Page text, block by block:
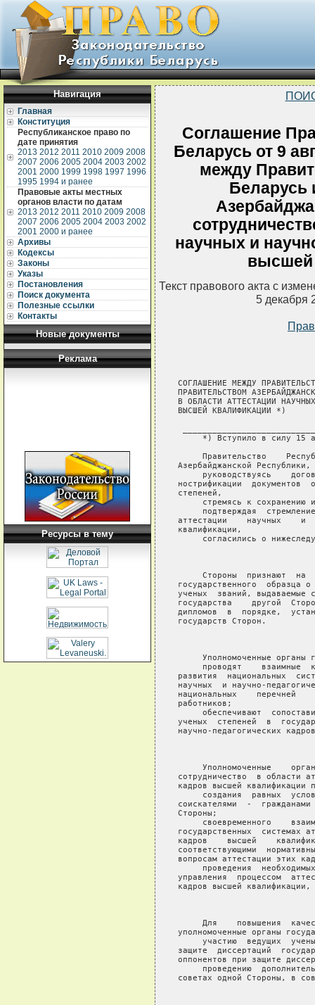
Навигация
Главная
Конституция
Республиканское право по
дате принятия
2013 2012 2011 2010 2009 2008
2007 2006 2005 2004 2003 2002
2001 2000 1999 1998 1997 1996
1995 1994 и ранее
Правовые акты местных
органов власти по датам
2013 2012 2011 2010 2009 2008
2007 2006 2005 2004 2003 2002
2001 2000 и ранее
Архивы
Кодексы
Законы
Указы
Постановления
Поиск документа
Полезные ссылки
Контакты
Новые документы
Реклама
Ресурсы в тему
Соглашение
Беларусь от 9
между
Беларусь
научных и
высшей
Текст правового акта с
5 декабря
СОГЛАШЕНИЕ МЕЖДУ
ПРАВИТЕЛЬСТВОМ
В ОБЛАСТИ АТТЕСТАЦИИ
ВЫСШЕЙ КВАЛИФИКАЦИИ *)
*) Вступило в силу 15
Правительство
Азербайджанской
руководствуясь
нострификации  документов
степеней,
стремясь к сохранению
подтверждая
аттестации    научных    и
квалификации,
согласились о
Стороны  признают  на
государственного  образца
ученых  званий, выдаваемые
государства    другой
дипломов  в  порядке,
государств Сторон.
Уполномоченные органы
проводят    взаимные
развития  национальных
научных  и научно-
национальных    перечней
работников;
обеспечивают
ученых  степеней  в
научно-педагогических
Уполномоченные
сотрудничество  в области
кадров высшей квалификации
создания  равных
соискателями  -
Стороны;
своевременного
государственных  системах
кадров    высшей
соответствующими
вопросам аттестации этих
проведения
управления  процессом
кадров высшей
Для    повышения
уполномоченные органы
участию  ведущих
защите  диссертаций
оппонентов при защите
проведению
советах одной Стороны, в